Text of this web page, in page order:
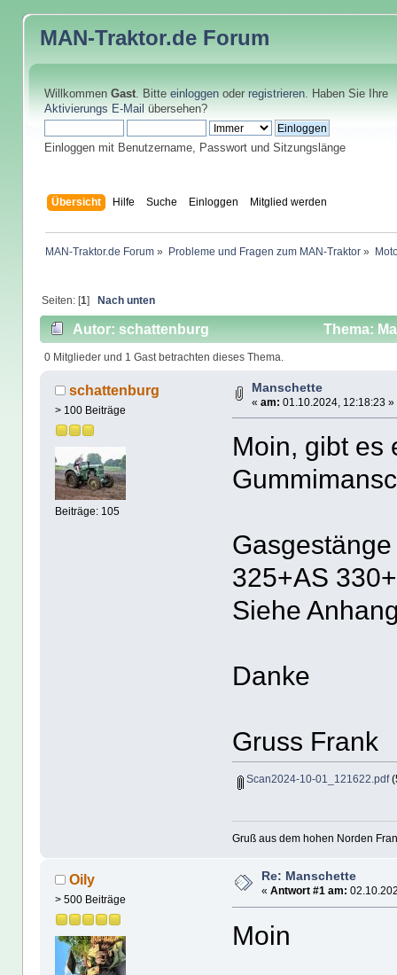
MAN-Traktor.de Forum
Willkommen Gast. Bitte einloggenoder registrieren. Haben Sie Ihre
Aktivierungs E-Mail übersehen?
Einloggen mit Benutzername, Passwort und Sitzungslänge
Übersicht Hilfe Suche Einloggen Mitglied werden
MAN-Traktor.de Forum » Probleme und Fragen zum MAN-Traktor »
Seiten: [1] Nach unten
Autor: schattenburg Thema:
0 Mitglieder und 1 Gast betrachten dieses Thema.
schattenburg
> 100 Beiträge
Beiträge: 105
Manschette
« am: 01.10.2024, 12:18:23 »
Moin, gibt es
325+AS
Siehe
Danke
Gruss Frank
Scan2024-10-01_121622.pdf
Gruß aus dem hohen Norden
Oily
> 500 Beiträge
Re: Manschette
« Antwort #1 am:
Moin